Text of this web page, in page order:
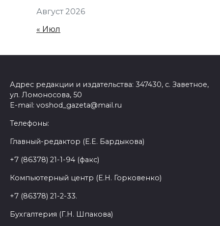
Август 2026
« Июл
Адрес редакции и издательства: 347430, с. Заветное,
ул. Ломоносова, 50
E-mail: voshod_gazeta@mail.ru
Телефоны:
Главный-редактор (Е.Е. Бардыкова)
+7 (86378) 21-1-94 (факс)
Компьютерный центр (Е.Н. Горковенко)
+7 (86378) 21-2-33.
Бухгалтерия (Г.Н. Шпакова)